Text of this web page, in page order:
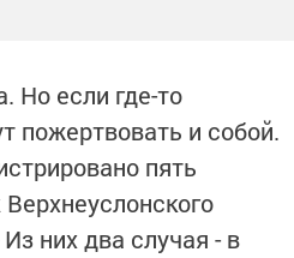
Но если где-то
пожертвовать и собой.
пять
них два случая - в